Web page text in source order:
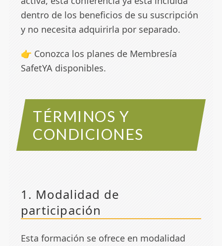
dentro de los beneficios de su suscripción
y no necesita adquirirla por separado.
👉 Conozca los planes de Membresía
SafetYAdisponibles.
TÉRMINOS Y
CONDICIONES
1. Modalidad de
participación
Esta formación se ofrece en modalidad